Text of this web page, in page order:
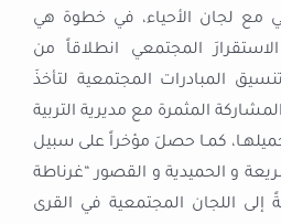
مع لجان الأحياء، في خطوة هي
المجتمعي انطلاقاً من
المبادرات المجتمعية لتأخذَ
المثمرة مع مديرية التربية
كمـا حصلَ مؤخراً على سبيل
و الحميدية و القصور “غرناطة
إلى اللجان المجتمعية في القرى